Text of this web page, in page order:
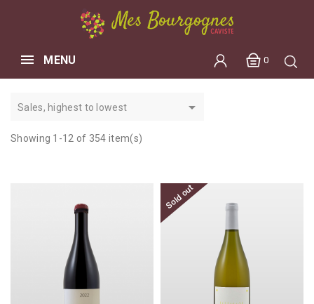
0
MENU
Sales, highest to lowest 
Showing 1-12 of 354 item(s)
Sold out